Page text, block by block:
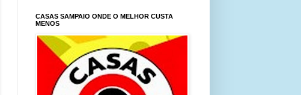
CASAS SAMPAIO ONDE O MELHOR CUSTA
MENOS